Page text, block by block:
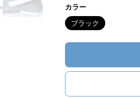
カラー
ブラック